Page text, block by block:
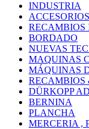
INDUSTRIA
RECAMBIOS
BORDADO
NUEVAS
MAQUINAS
MÁQUINAS
RECAMBIOS
DÜRKOPP
BERNINA
PLANCHA
MERCERIA ,